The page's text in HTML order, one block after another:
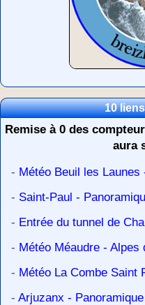
10
Remise à 0 des
aura
- Météo Beuil les Launes
- Saint-Paul -
- Entrée du tunnel de
- Météo Méaudre - Alpes
- Météo La Combe Saint
- Arjuzanx -